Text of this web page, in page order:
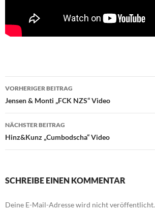
Beitragsnavigation
VORHERIGER BEITRAG
Jensen & Monti „FCK NZS“ Video
NÄCHSTER BEITRAG
Hinz&Kunz „Cumbodscha“ Video
SCHREIBE EINEN KOMMENTAR
Deine E-Mail-Adresse wird nicht veröffentlicht.